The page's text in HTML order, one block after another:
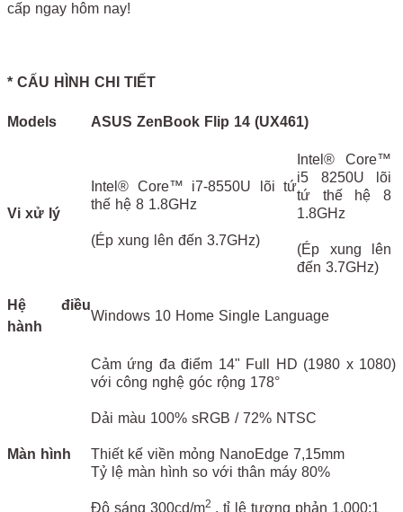
cấp ngay hôm nay!
* CẤU HÌNH CHI TIẾT
Models ASUS ZenBook Flip 14 (UX461)
Vi xử lý
Intel® Core™ i7-8550U lõi tứ
thế hệ 8 1.8GHz
(Ép xung lên đến 3.7GHz)
Intel® Core™
i5 8250U lõi
tứ thế hệ 8
1.8GHz
(Ép xung lên
đến 3.7GHz)
Hệ điều
hành
Windows 10 Home Single Language
Màn hình
Cảm ứng đa điểm 14" Full HD (1980 x 1080)
với công nghệ góc rộng 178°
Dải màu 100% sRGB / 72% NTSC
Thiết kế viền mỏng NanoEdge 7,15mm
Tỷ lệ màn hình so với thân máy 80%
Độ sáng 300cd/m2 , tỉ lệ tương phản 1,000:1